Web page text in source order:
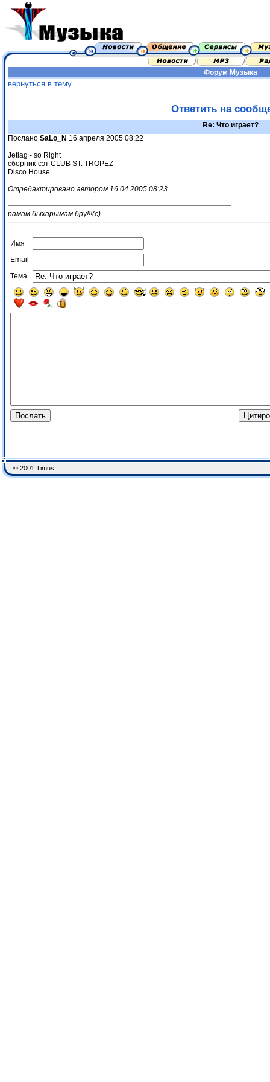
Форум Музыка
вернуться в тему
Ответить на
Re: Что играет?
Послано SaLo_N 16 апреля 2005 08:22
Jetlag - so Right
сборник-сэт CLUB ST. TROPEZ
Disco House
Отредактировано автором 16.04.2005 08:23
рамам быхарымам бру!!!(с)
Имя
Email
Тема
© 2001 Timus.